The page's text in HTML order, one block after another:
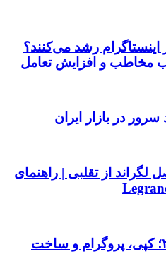
رشد می‌کنند؟
و افزایش تعامل
سرور در بازار ایران
از تقلبی | راهنمای
ساخت سوئیچ پژو ۲۰۷؛ کپی، پروگرام و ساخت